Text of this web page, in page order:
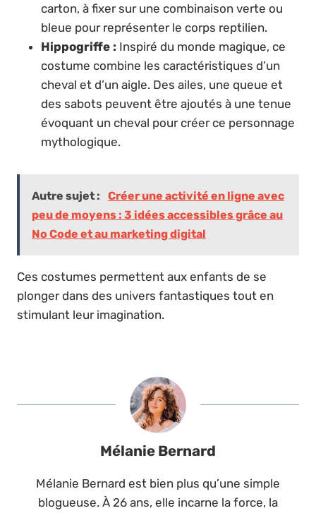
carton, à fixer sur une combinaison verte ou
bleue pour représenter le corps reptilien.
Hippogriffe : Inspiré du monde magique, ce
costume combine les caractéristiques d’un
cheval et d’un aigle. Des ailes, une queue et
des sabots peuvent être ajoutés à une tenue
évoquant un cheval pour créer ce personnage
mythologique.
Autre sujet :
Créer une activité en ligne avec
peu de moyens : 3 idées accessibles grâce au
No Code et au marketing digital
Ces costumes permettent aux enfants de se
plonger dans des univers fantastiques tout en
stimulant leur imagination.
Mélanie Bernard
Mélanie Bernard est bien plus qu’une simple
blogueuse. À 26 ans, elle incarne la force, la